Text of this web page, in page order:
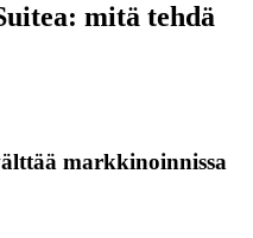
mitä tehdä
markkinoinnissa